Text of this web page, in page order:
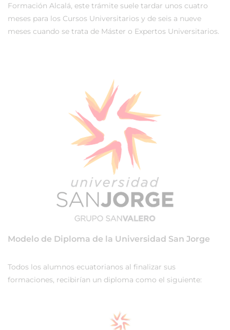
Formación Alcalá, este trámite suele tardar unos cuatro
meses para los Cursos Universitarios y de seis a nueve
meses cuando se trata de Máster o Expertos Universitarios.
Modelo de Diploma de la Universidad San Jorge
Todos los alumnos ecuatorianos al finalizar sus
formaciones, recibirían un diploma como el siguiente: